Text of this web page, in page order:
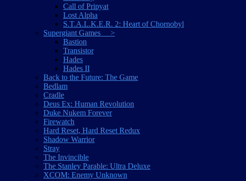
Call of Pripyat
Lost Alpha
S.T.A.L.K.E.R. 2: Heart of Chornobyl
Supergiant Games >
Bastion
Transistor
Hades
Hades II
Back to the Future: The Game
Bedlam
Cradle
Deus Ex: Human Revolution
Duke Nukem Forever
Firewatch
Hard Reset, Hard Reset Redux
Shadow Warrior
Stray
The Invincible
The Stanley Parable: Ultra Deluxe
XCOM: Enemy Unknown